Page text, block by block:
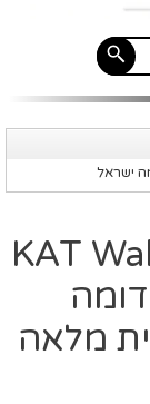
ישראל
KAT
מלאה